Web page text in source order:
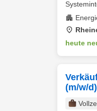
heute
(m/w/d)